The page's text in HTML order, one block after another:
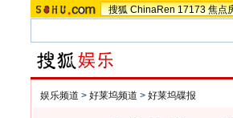
搜狐 ChinaRen 17173 焦点
娱乐频道 > 好莱坞频道 > 好莱坞碟报